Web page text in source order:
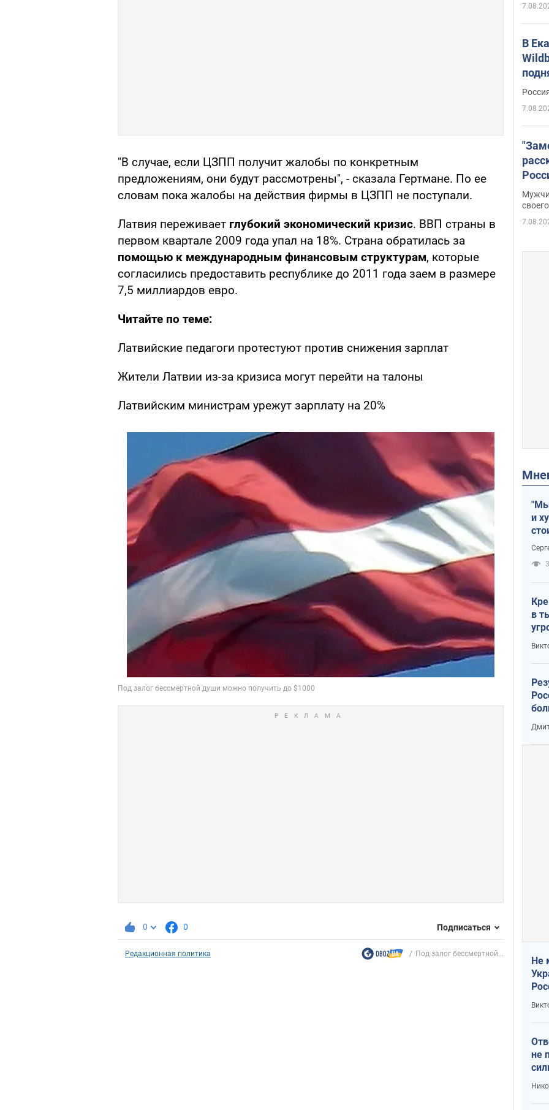
"В случае, если ЦЗПП получит жалобы по конкретным
предложениям, они будут рассмотрены", - сказала Гертмане. По ее
словам пока жалобы на действия фирмы в ЦЗПП не поступали.
Латвия переживает глубокий экономический кризис. ВВП страны в
первом квартале 2009 года упал на 18%. Страна обратилась за
помощью к международным финансовым структурам, которые
согласились предоставить республике до 2011 года заем в размере
7,5 миллиардов евро.
Читайте по теме:
Латвийские педагоги протестуют против снижения зарплат
Жители Латвии из-за кризиса могут перейти на талоны
Латвийским министрам урежут зарплату на 20%
0 0 Подписаться
Редакционная политика Под залог бессмертной...
В
Фото
и
в
Не
не